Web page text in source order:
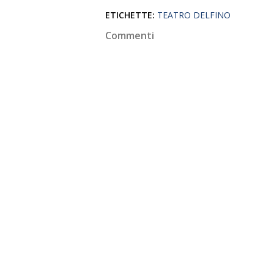
ETICHETTE: TEATRO DELFINO
Commenti